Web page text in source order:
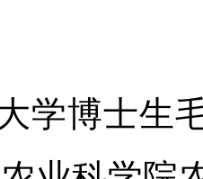
学博士生